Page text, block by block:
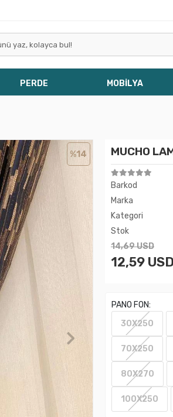
PERDE MOBİLYA
%14 MUCHO
Barkod
Marka
Kategori
Stok
14,69 USD
12,59 USD
PANO FON:
30X250
70X250
80X270
100X250